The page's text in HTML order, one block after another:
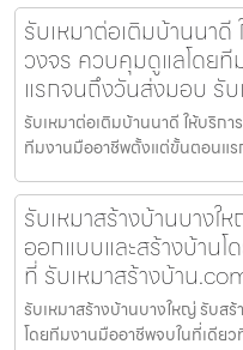
รับเหมาต่อเติมบ้านนา
วงจร ควบคุมดูแลโดย
แรกจนถึงวันส่งมอบ รั
รับเหมาต่อเติมบ้านนาดี ให้บริก
ทีมงานมืออาชีพตั้งแต่ขั้นตอนแ
รับเหมาสร้างบ้านบาง
ออกแบบและสร้างบ้าน
ที่ รับเหมาสร้างบ้าน
รับเหมาสร้างบ้านบางใหญ่ รับส
โดยทีมงานมืออาชีพจบในที่เดีย